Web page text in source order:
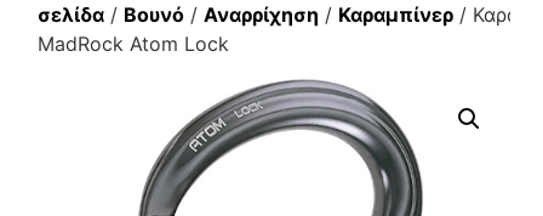
σελίδα/ Βουνό/ Αναρρίχηση / Καραμπίνερ/
MadRock Atom Lock